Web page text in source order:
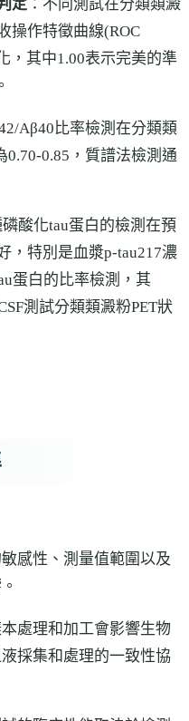
定 ：不同測試在分類類澱
操作特徵曲線(ROC
，其中1.00表示完美的準
Aβ40比率檢測在分類類
0.70-0.85，質譜法檢測通
磷酸化tau蛋白的檢測在預
，特別是血漿p-tau217濃
蛋白的比率檢測，其
測試分類類澱粉PET狀
感性、測量值範圍以及
本處理和加工會影響生物
採集和處理的一致性協